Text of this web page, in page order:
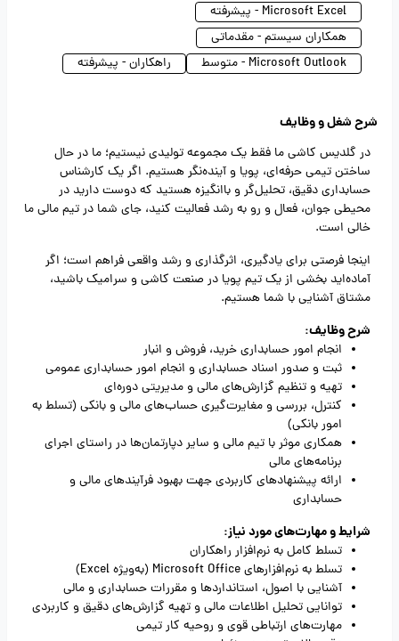
Microsoft Excel - پیشرفته
همکاران سیستم - مقدماتی
Microsoft Outlook - متوسط
راهکاران - پیشرفته
شرح شغل و وظایف
در گلدیس کاشی ما فقط یک مجموعه تولیدی نیستیم؛ ما در حال
ساختن تیمی حرفه‌ای، پویا و آینده‌نگر هستیم. اگر یک کارشناس
حسابداری دقیق، تحلیل‌گر و باانگیزه هستید که دوست دارید در
محیطی جوان، فعال و رو به رشد فعالیت کنید، جای شما در تیم مالی ما
خالی است.
اینجا فرصتی برای یادگیری، اثرگذاری و رشد واقعی فراهم است؛ اگر
آماده‌اید بخشی از یک تیم پویا در صنعت کاشی و سرامیک باشید،
مشتاق آشنایی با شما هستیم.
شرح وظایف:
انجام امور حسابداری خرید، فروش و انبار
ثبت و صدور اسناد حسابداری و انجام امور حسابداری عمومی
تهیه و تنظیم گزارش‌های مالی و مدیریتی دوره‌ای
کنترل، بررسی و مغایرت‌گیری حساب‌های مالی و بانکی (تسلط به
امور بانکی)
همکاری موثر با تیم مالی و سایر دپارتمان‌ها در راستای اجرای
برنامه‌های مالی
ارائه پیشنهادهای کاربردی جهت بهبود فرآیندهای مالی و
حسابداری
شرایط و مهارت‌های مورد نیاز:
تسلط کامل به نرم‌افزار راهکاران
تسلط به نرم‌افزارهای Microsoft Office (به‌ویژه Excel)
آشنایی با اصول، استانداردها و مقررات حسابداری و مالی
توانایی تحلیل اطلاعات مالی و تهیه گزارش‌های دقیق و کاربردی
مهارت‌های ارتباطی قوی و روحیه کار تیمی